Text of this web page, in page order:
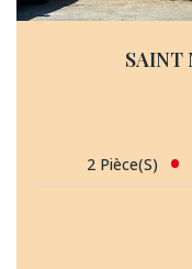
SAINT
2 Pièce(s)